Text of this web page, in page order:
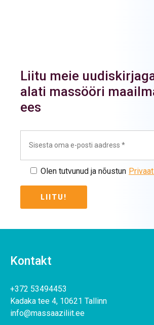
Liitu meie
alati massööri
ees
Olen tutvunud ja nõustun
Kontakt
+372 53494453
Kadaka tee 4, 10621 Tallinn
info@massaaziliit.ee